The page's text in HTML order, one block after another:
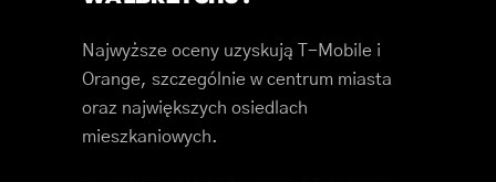
Najwyższe oceny uzyskują T-Mobile i
Orange, szczególnie w centrum miasta
oraz największych osiedlach
mieszkaniowych.